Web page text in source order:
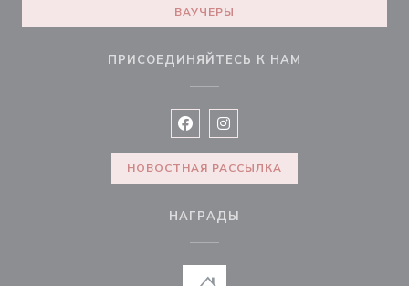
ВАУЧЕРЫ
ПРИСОЕДИНЯЙТЕСЬ К НАМ
Facebook ((открывается в новом
Instagram ((открывается в
НОВОСТНАЯ РАССЫЛКА
НАГРАДЫ